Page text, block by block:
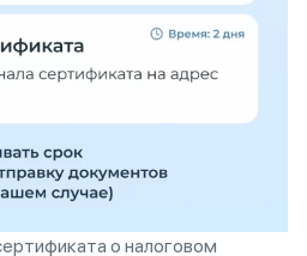
о налоговом